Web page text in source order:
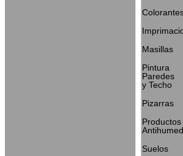
Masillas
Pintura
Paredes
y Techo
Pizarras
Productos
Suelos